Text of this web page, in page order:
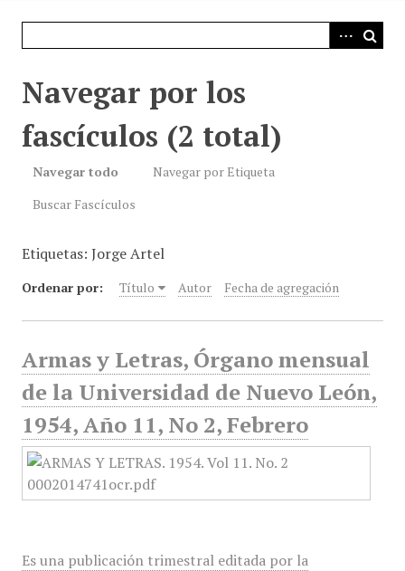
Navegar por los
fascículos (2 total)
Navegar todo
Navegar por Etiqueta
Buscar Fascículos
Etiquetas: Jorge Artel
Ordenar por: Título Autor Fecha de agregación
Armas y Letras, Órgano mensual
de la Universidad de Nuevo León,
1954, Año 11, No 2, Febrero
Es una publicación trimestral editada por la